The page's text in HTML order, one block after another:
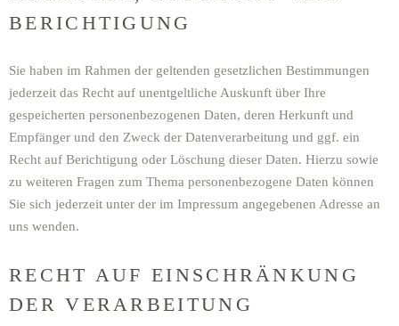
BERICHTIGUNG
Sie haben im Rahmen der geltenden gesetzlichen Bestimmungen
jederzeit das Recht auf unentgeltliche Auskunft über Ihre
gespeicherten personenbezogenen Daten, deren Herkunft und
Empfänger und den Zweck der Datenverarbeitung und ggf. ein
Recht auf Berichtigung oder Löschung dieser Daten. Hierzu sowie
zu weiteren Fragen zum Thema personenbezogene Daten können
Sie sich jederzeit unter der im Impressum angegebenen Adresse an
uns wenden.
RECHT AUF EINSCHRÄNKUNG
DER VERARBEITUNG